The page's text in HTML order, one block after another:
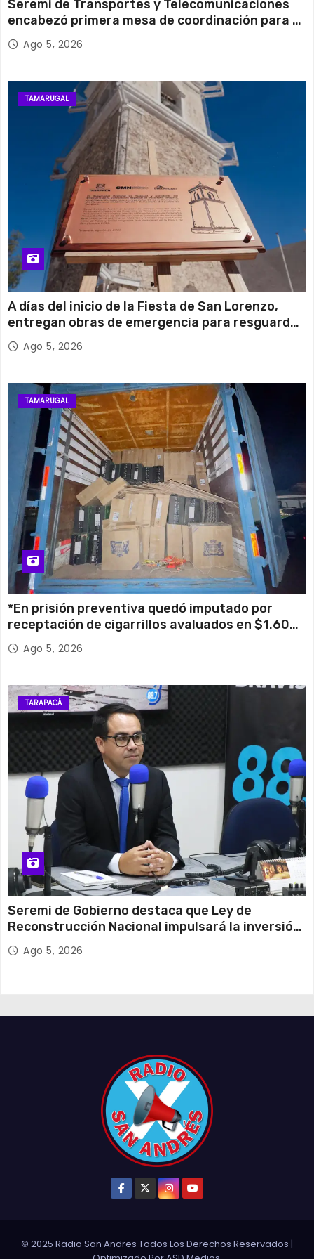
Seremi de Transportes y Telecomunicaciones
encabezó primera mesa de coordinación para el
retiro de cables en desuso en Iquique
Ago 5, 2026
TAMARUGAL
A días del inicio de la Fiesta de San Lorenzo,
entregan obras de emergencia para resguardar
su histórico campanario
Ago 5, 2026
TAMARUGAL
*En prisión preventiva quedó imputado por
receptación de cigarrillos avaluados en $1.600
millones*
Ago 5, 2026
TARAPACÁ
Seremi de Gobierno destaca que Ley de
Reconstrucción Nacional impulsará la inversión
y el empleo en Tarapacá
Ago 5, 2026
© 2025 Radio San Andres Todos Los Derechos Reservados |